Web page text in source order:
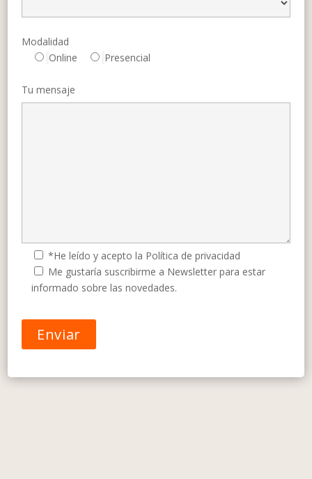
Modalidad
Online
Presencial
Tu mensaje
*He leído y acepto la Política de privacidad
Me gustaría suscribirme a Newsletter para estar
informado sobre las novedades.